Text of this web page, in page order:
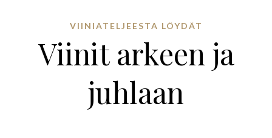
VIINIATELJEESTA LÖYDÄT
Viinit arkeen ja
juhlaan